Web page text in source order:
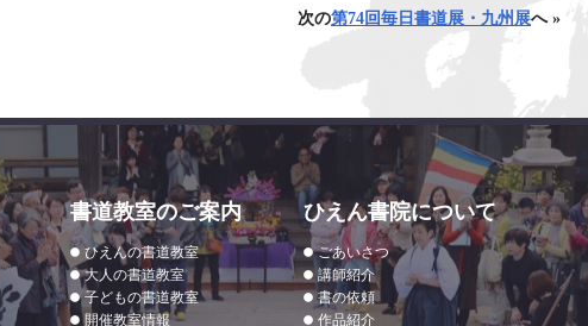
次の第74回毎日書道展・九州展へ »
書道教室のご案内
ひえんの書道教室
大人の書道教室
子どもの書道教室
開催教室情報
ひえん書院について
ごあいさつ
講師紹介
書の依頼
作品紹介